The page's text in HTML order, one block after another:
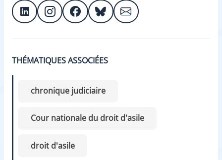
THÉMATIQUES ASSOCIÉES
chronique judiciaire
Cour nationale du droit d'asile
droit d'asile